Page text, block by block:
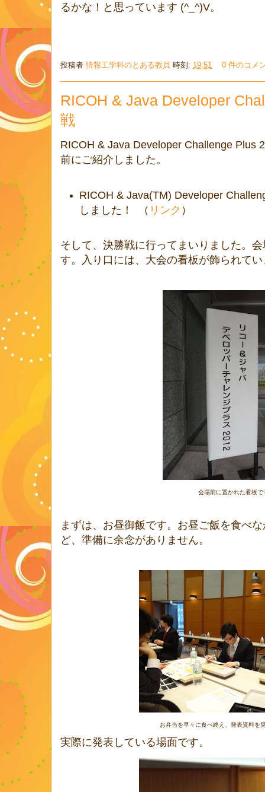
るかな！と思っています (^_^)V。
投稿者情報工学科のとある教員 時刻: 19:51 0 件のコメ
RICOH & Java Developer
戦
RICOH & Java Developer Challenge Plus
前にご紹介しました。
RICOH & Java(TM) Developer
しました！ （ リンク ）
そして、決勝戦に行ってまいりました。
す。入り口には、大会の看板が飾られて
会場前に置かれた看板で
まずは、お昼御飯です。お昼ご飯を食べ
ど、準備に余念がありません。
お弁当を早々に食べ終え、発表資料を
実際に発表している場面です。